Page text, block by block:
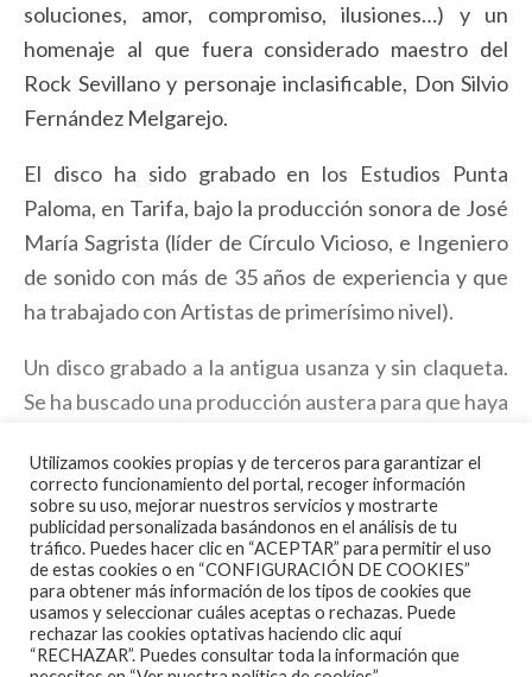
soluciones, amor, compromiso, ilusiones…) y un
homenaje al que fuera considerado maestro del
Rock Sevillano y personaje inclasificable, Don Silvio
Fernández Melgarejo.
El disco ha sido grabado en los Estudios Punta
Paloma, en Tarifa, bajo la producción sonora de José
María Sagrista (líder de Círculo Vicioso, e Ingeniero
de sonido con más de 35 años de experiencia y que
ha trabajado con Artistas de primerísimo nivel).
Un disco grabado a la antigua usanza y sin claqueta.
Se ha buscado una producción austera para que haya
atmósfera familiar y directa. Rock en Español, por
derecho. Aunque con sello propio, se podrían
englobar en la onda de grupos como Burning,
Rosendo, Desperados, Silvio en su primera etapa o
Loquillo en alguna de sus facetas, y en general,
sonido ochentero y urbano. Directos al corazón.
Utilizamos cookies propias y de terceros para garantizar el
correcto funcionamiento del portal, recoger información
sobre su uso, mejorar nuestros servicios y mostrarte
publicidad personalizada basándonos en el análisis de tu
tráfico. Puedes hacer clic en “ACEPTAR” para permitir el uso
de estas cookies o en “CONFIGURACIÓN DE COOKIES”
para obtener más información de los tipos de cookies que
usamos y seleccionar cuáles aceptas o rechazas. Puede
rechazar las cookies optativas haciendo clic aquí
“RECHAZAR”. Puedes consultar toda la información que